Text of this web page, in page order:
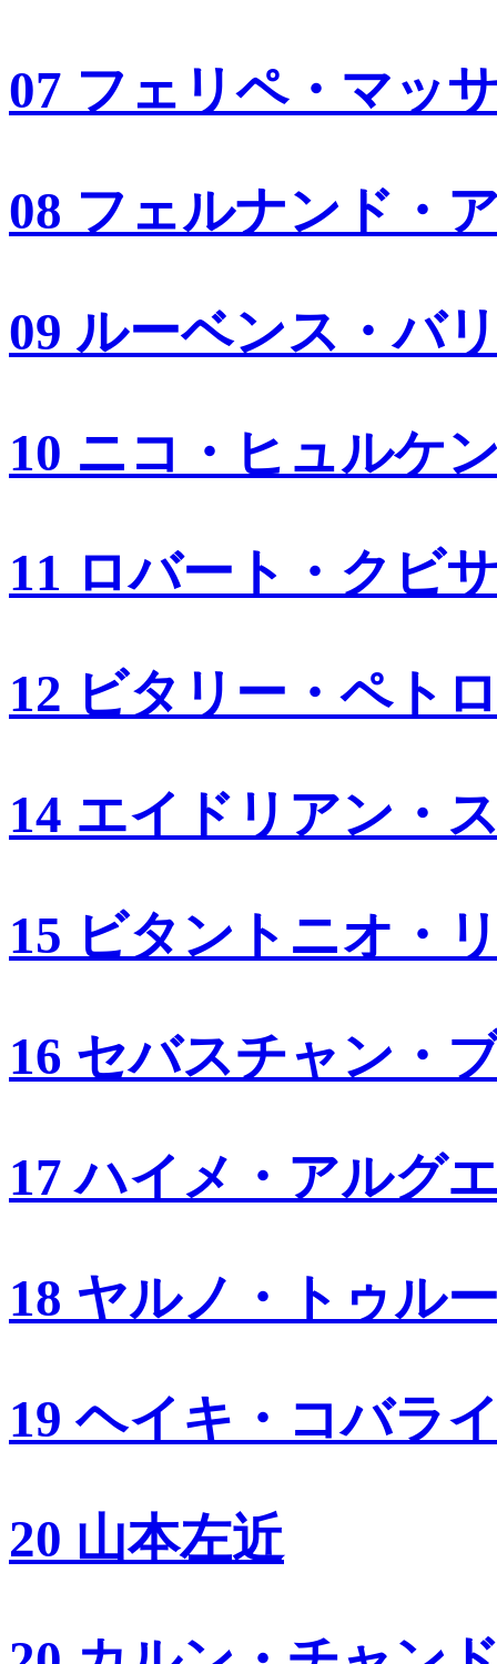
07 フェリペ・マッ
08 フェルナンド・
09 ルーベンス・バ
10 ニコ・ヒュルケ
11 ロバート・クビ
12 ビタリー・ペト
14 エイドリアン・
15 ビタントニオ・
16 セバスチャン・
17 ハイメ・アルグ
18 ヤルノ・トゥル
19 ヘイキ・コバラ
20 山本左近